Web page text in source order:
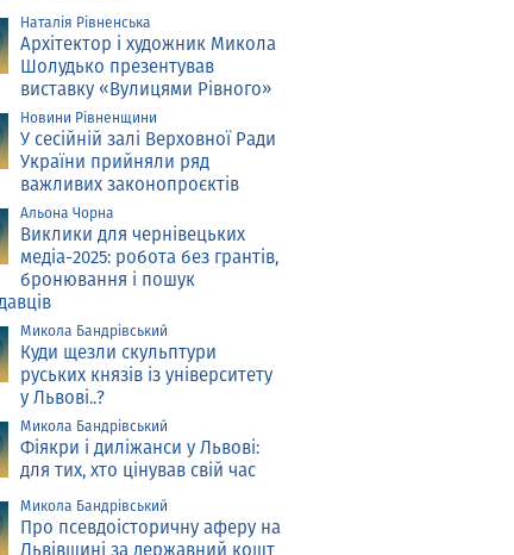
Наталія Рівненська
Архітектор і художник Микола
Шолудько презентував
виставку «Вулицями Рівного»
Новини Рівненщини
У сесійній залі Верховної Ради
України прийняли ряд
важливих законопроєктів
Альона Чорна
Виклики для чернівецьких
медіа-2025: робота без грантів,
бронювання і пошук
Микола Бандрівський
Куди щезли скульптури
руських князів із університету
у Львові..?
Микола Бандрівський
Фіякри і диліжанси у Львові:
для тих, хто цінував свій час
Микола Бандрівський
Про псевдоісторичну аферу на
Львівщині за державний кошт